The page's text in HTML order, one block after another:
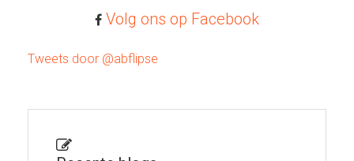
Volg ons op Facebook
Tweets door @abflipse